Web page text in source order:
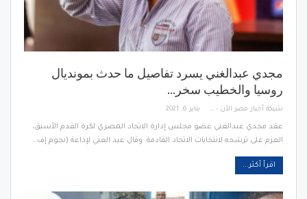
مجدي عبدالغني يسرد تفاصيل ما حدث بمونديال
روسيا والخطيب سخر…
شبكة أخبار مصر الأن - Egypt News Network Now يناير 6, 2021
عقد مجدي عبدالغني عضو مجلس إدارة الاتحاد المصري لكرة القدم الأسبق،
العزم على ترشحه لانتخابات الاتحاد القادمة. وقال عبد الغني لإذاعة (نجوم إف…
اقرأ أكثر...